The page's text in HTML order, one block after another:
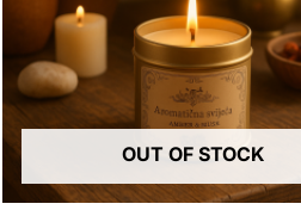
OUT OF STOCK